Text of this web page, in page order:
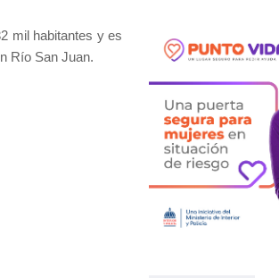
mil habitantes y es
Río San Juan.